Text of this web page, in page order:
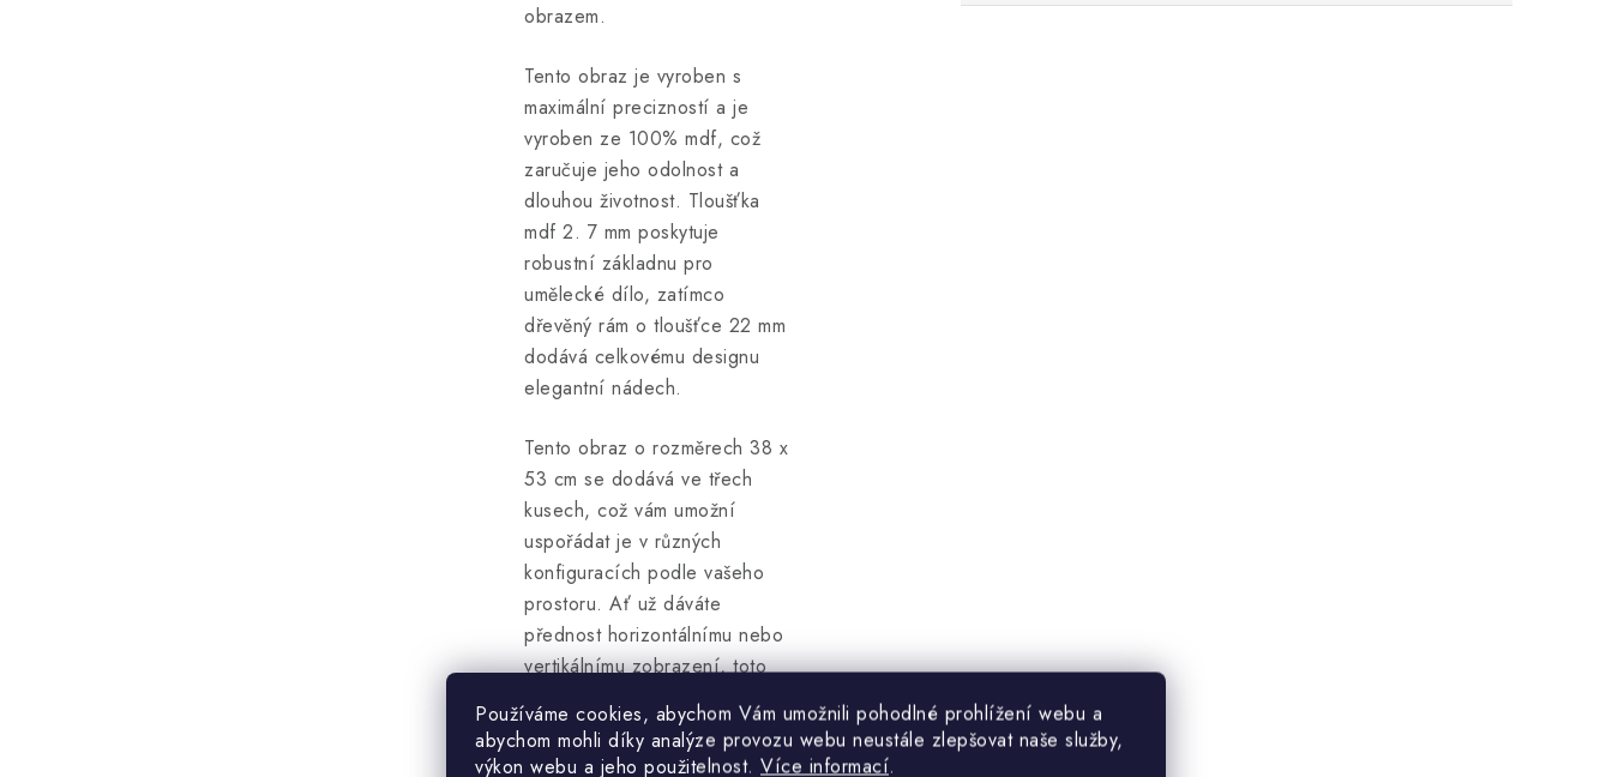
Používáme cookies, abychom Vám umožnili pohodlné prohlížení webu a
abychom mohli díky analýze provozu webu neustále zlepšovat naše služby,
výkon webu a jeho použitelnost. Více informací.
obrazem.
Tento obraz je vyroben s
maximální precizností a je
vyroben ze 100% mdf, což
zaručuje jeho odolnost a
dlouhou životnost. Tloušťka
mdf 2. 7 mm poskytuje
robustní základnu pro
umělecké dílo, zatímco
dřevěný rám o tloušťce 22 mm
dodává celkovému designu
elegantní nádech.
Tento obraz o rozměrech 38 x
53 cm se dodává ve třech
kusech, což vám umožní
uspořádat je v různých
konfiguracích podle vašeho
prostoru. Ať už dáváte
přednost horizontálnímu nebo
vertikálnímu zobrazení, toto
univerzální umělecké dílo se
bude perfektně hodit na
každou zeď.